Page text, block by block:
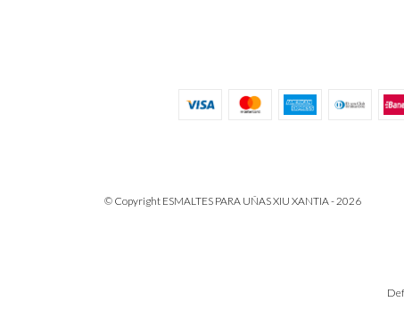
© Copyright ESMALTES PARA UÑAS XIU XANTIA - 2026